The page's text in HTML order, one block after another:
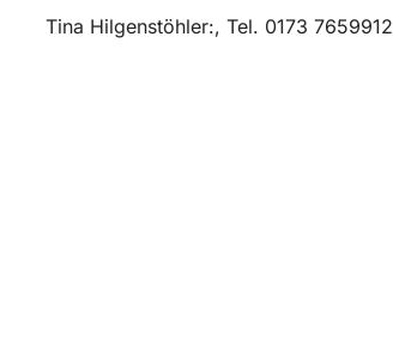
Tina Hilgenstöhler:, Tel. 0173 7659912